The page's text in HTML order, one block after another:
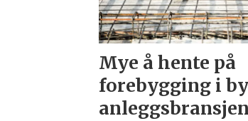
Mye å hente på
forebygging i
anleggsbransjen